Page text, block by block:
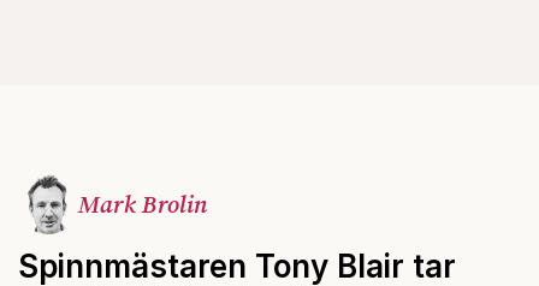
Mark Brolin
Spinnmästaren Tony Blair tar